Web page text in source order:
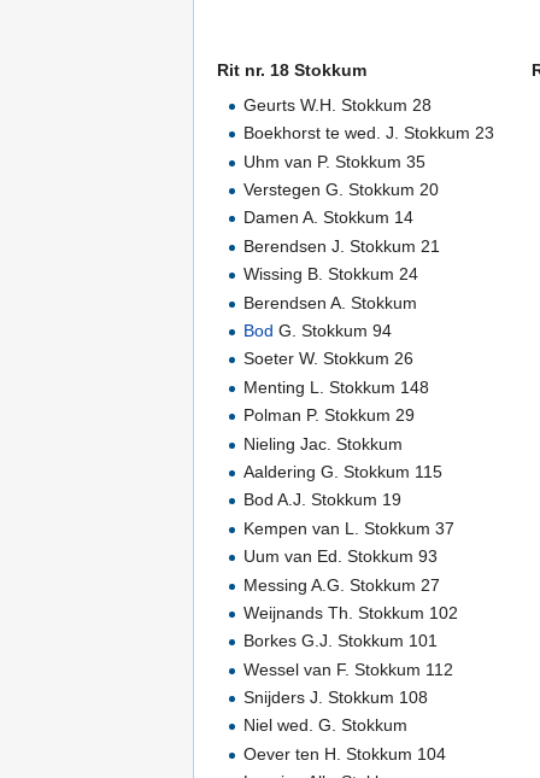
Rit nr. 18 Stokkum
Geurts W.H. Stokkum 28
Boekhorst te wed. J. Stokkum 23
Uhm van P. Stokkum 35
Verstegen G. Stokkum 20
Damen A. Stokkum 14
Berendsen J. Stokkum 21
Wissing B. Stokkum 24
Berendsen A. Stokkum
Bod G. Stokkum 94
Soeter W. Stokkum 26
Menting L. Stokkum 148
Polman P. Stokkum 29
Nieling Jac. Stokkum
Aaldering G. Stokkum 115
Bod A.J. Stokkum 19
Kempen van L. Stokkum 37
Uum van Ed. Stokkum 93
Messing A.G. Stokkum 27
Weijnands Th. Stokkum 102
Borkes G.J. Stokkum 101
Wessel van F. Stokkum 112
Snijders J. Stokkum 108
Niel wed. G. Stokkum
Oever ten H. Stokkum 104